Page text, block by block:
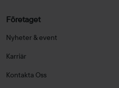
Företaget
Nyheter & event
Karriär
Kontakta Oss